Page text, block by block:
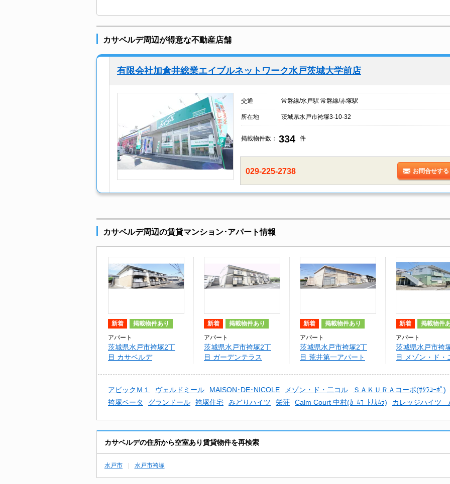
カサベルデ周辺が得意な不動産店舗
有限会社加倉井総業エイブルネットワーク水戸茨城大学前店
交通 常磐線/水戸駅 常磐線/赤塚駅
所在地 茨城県水戸市袴塚3-10-32
掲載物件数： 334 件
029-225-2738 お問合せする
カサベルデ周辺の賃貸マンション･アパート情報
新着 掲載物件あり
アパート
茨城県水戸市袴塚2丁
目 カサベルデ
新着 掲載物件あり
アパート
茨城県水戸市袴塚2丁
目 ガーデンテラス
新着 掲載物件あり
アパート
茨城県水戸市袴塚2丁
目 荒井第一アパート
新着 掲載物件
アパート
茨城県水戸市袴
目 メゾン・ド・
アビックＭ１ ヴェルドミール MAISON･DE･NICOLE メゾン・ド・二コル ＳＡＫＵＲＡコーポ(ｻｸﾗｺｰﾎﾟ)
袴塚ベータ
グランドール 袴塚住宅 みどりハイツ 栄荘 Calm Court 中村(ｶｰﾑｺｰﾄﾅｶﾑﾗ) カレッジハイツ
カサベルデの住所から空室あり賃貸物件を再検索
水戸市 水戸市袴塚